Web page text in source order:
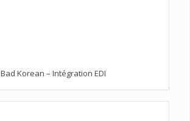
Bad Korean – Intégration EDI